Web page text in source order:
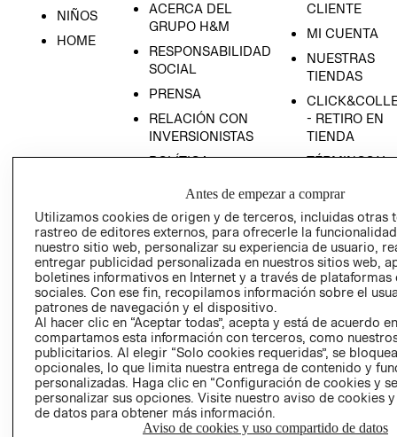
NIÑOS
HOME
ACERCA DEL
GRUPO H&M
RESPONSABILIDAD
SOCIAL
PRENSA
RELACIÓN CON
INVERSIONISTAS
POLÍTICA
CLIENTE
MI CUENTA
NUESTRAS
TIENDAS
- RETIRO EN
TIENDA
TÉRMINOS Y
AVISO DE
PRIVACIDAD
GIFT CARD
AVISO DE
COOKIES
Chile ($)
Antes de empezar a comprar
Utilizamos cookies de origen y de terceros, incluidas otras
rastreo de editores externos, para ofrecerle la
nuestro sitio web, personalizar su experiencia de usuario,
entregar publicidad personalizada en nuestros sitios web,
boletines informativos en Internet y a través de plataformas
sociales. Con ese fin, recopilamos información sobre el
patrones de navegación y el dispositivo.
Al hacer clic en “Aceptar todas”, acepta y está de acuerdo
compartamos esta información con terceros, como
publicitarios. Al elegir “Solo cookies requeridas”, se
opcionales, lo que limita nuestra entrega de contenido y
personalizadas. Haga clic en “Configuración de cookies y
personalizar sus opciones. Visite nuestro aviso de cookies
de datos para obtener más información.
Aviso de cookies y uso compartido de datos